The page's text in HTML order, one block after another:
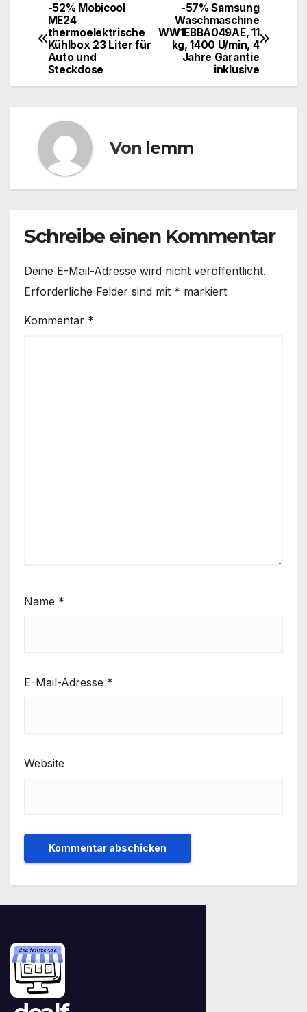
-57% Samsung
Waschmaschine
WW1EBBA049AE, 11
kg, 1400 U/min, 4
Jahre Garantie
inklusive
-52% Mobicool
ME24
thermoelektrische
Kühlbox 23 Liter für
Auto und
Steckdose
Von lemm
Schreibe einen Kommentar
Deine E-Mail-Adresse wird nicht veröffentlicht.
Erforderliche Felder sind mit * markiert
Kommentar *
Name *
E-Mail-Adresse *
Website